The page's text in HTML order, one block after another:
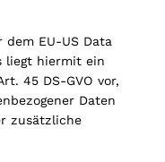
EU-US Data
liegt hiermit ein
45 DS-GVO vor,
Daten
zusätzliche